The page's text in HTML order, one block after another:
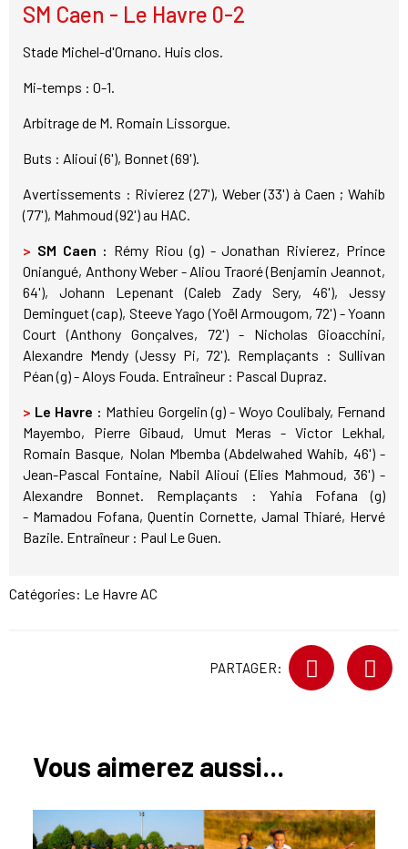
SM Caen - Le Havre 0-2
Stade Michel-d'Ornano. Huis clos.
Mi-temps : 0-1.
Arbitrage de M. Romain Lissorgue.
Buts : Alioui (6'), Bonnet (69').
Avertissements : Rivierez (27'), Weber (33') à Caen ; Wahib
(77'), Mahmoud (92') au HAC.
> SM Caen : Rémy Riou (g) - Jonathan Rivierez, Prince
Oniangué, Anthony Weber - Aliou Traoré (Benjamin Jeannot,
64'), Johann Lepenant (Caleb Zady Sery, 46'), Jessy
Deminguet (cap), Steeve Yago (Yoël Armougom, 72') - Yoann
Court (Anthony Gonçalves, 72') - Nicholas Gioacchini,
Alexandre Mendy (Jessy Pi, 72'). Remplaçants : Sullivan
Péan (g) - Aloys Fouda. Entraîneur : Pascal Dupraz.
> Le Havre : Mathieu Gorgelin (g) - Woyo Coulibaly, Fernand
Mayembo, Pierre Gibaud, Umut Meras - Victor Lekhal,
Romain Basque, Nolan Mbemba (Abdelwahed Wahib, 46') -
Jean-Pascal Fontaine, Nabil Alioui (Elies Mahmoud, 36') -
Alexandre Bonnet. Remplaçants : Yahia Fofana (g)
- Mamadou Fofana, Quentin Cornette, Jamal Thiaré, Hervé
Bazile. Entraîneur : Paul Le Guen.
Catégories: Le Havre AC
PARTAGER:
Vous aimerez aussi...